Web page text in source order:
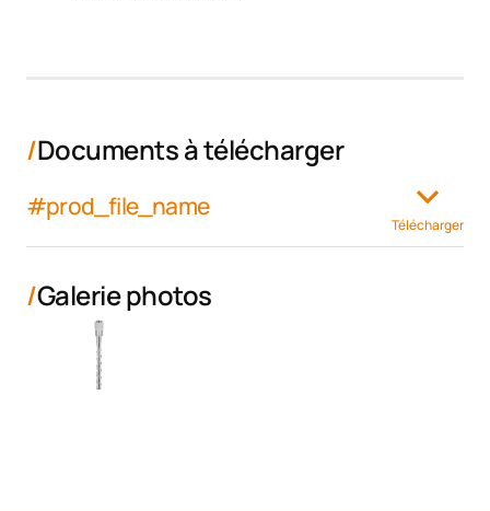
Documents à télécharger
#prod_file_name
Télécharger
Galerie photos